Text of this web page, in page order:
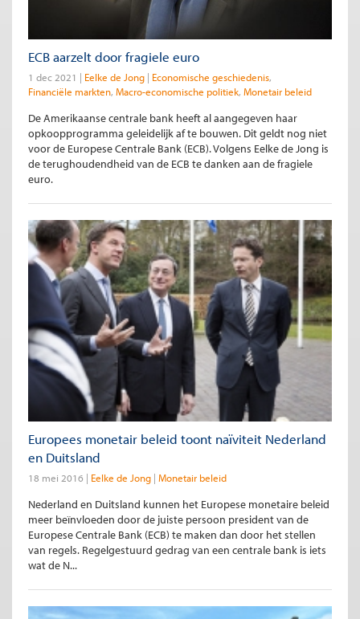
ECB aarzelt door fragiele euro
1 dec 2021 Eelke de Jong
Economische geschiedenis
Financiële markten Macro-economische politiek Monetair beleid
De Amerikaanse centrale bank heeft al aangegeven haar
opkoopprogramma geleidelijk af te bouwen. Dit geldt nog niet
voor de Europese Centrale Bank (ECB). Volgens Eelke de Jong is
de terughoudendheid van de ECB te danken aan de fragiele
euro.
Europees monetair beleid toont naïviteit Nederland
en Duitsland
18 mei 2016 Eelke de Jong Monetair beleid
Nederland en Duitsland kunnen het Europese monetaire beleid
meer beïnvloeden door de juiste persoon president van de
Europese Centrale Bank (ECB) te maken dan door het stellen
van regels. Regelgestuurd gedrag van een centrale bank is iets
wat de N...